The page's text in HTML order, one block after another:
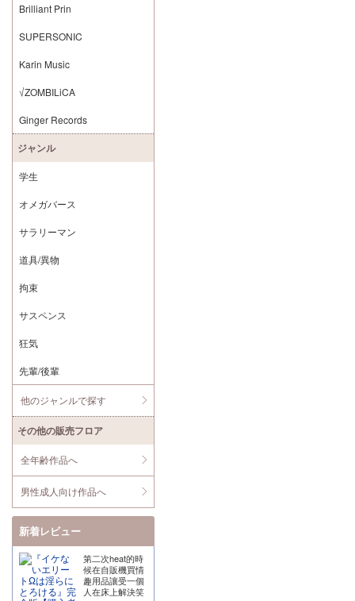
Brilliant Prin
SUPERSONIC
Karin Music
√ZOMBILiCA
Ginger Records
ジャンル
学生
オメガバース
サラリーマン
道具/異物
拘束
サスペンス
狂気
先輩/後輩
他のジャンルで探す
その他の販売フロア
全年齢作品へ
男性成人向け作品へ
新着レビュー
第二次heat的時
候在自販機買情
趣用品讓受一個
人在床上解決笑